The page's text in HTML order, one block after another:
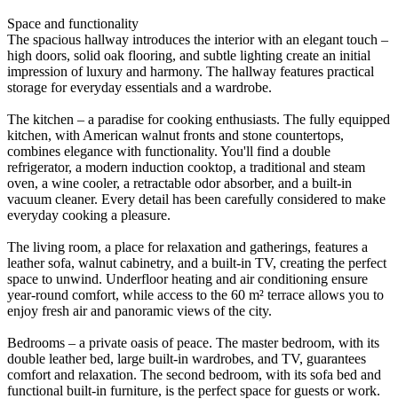
Space and functionality
The spacious hallway introduces the interior with an elegant touch –
high doors, solid oak flooring, and subtle lighting create an initial
impression of luxury and harmony. The hallway features practical
storage for everyday essentials and a wardrobe.
The kitchen – a paradise for cooking enthusiasts. The fully equipped
kitchen, with American walnut fronts and stone countertops,
combines elegance with functionality. You'll find a double
refrigerator, a modern induction cooktop, a traditional and steam
oven, a wine cooler, a retractable odor absorber, and a built-in
vacuum cleaner. Every detail has been carefully considered to make
everyday cooking a pleasure.
The living room, a place for relaxation and gatherings, features a
leather sofa, walnut cabinetry, and a built-in TV, creating the perfect
space to unwind. Underfloor heating and air conditioning ensure
year-round comfort, while access to the 60 m² terrace allows you to
enjoy fresh air and panoramic views of the city.
Bedrooms – a private oasis of peace. The master bedroom, with its
double leather bed, large built-in wardrobes, and TV, guarantees
comfort and relaxation. The second bedroom, with its sofa bed and
functional built-in furniture, is the perfect space for guests or work.